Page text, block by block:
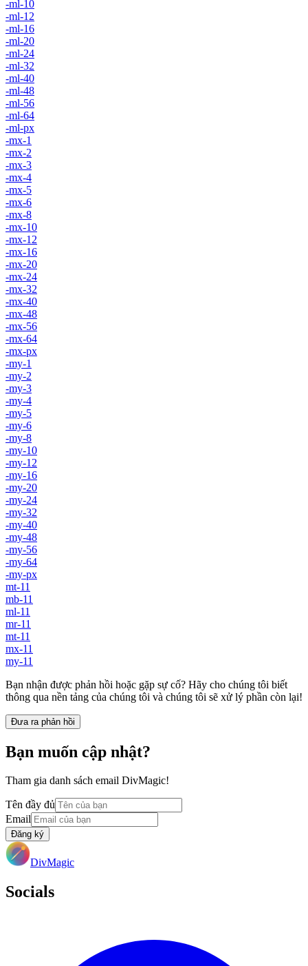
-ml-10
-ml-12
-ml-16
-ml-20
-ml-24
-ml-32
-ml-40
-ml-48
-ml-56
-ml-64
-ml-px
-mx-1
-mx-2
-mx-3
-mx-4
-mx-5
-mx-6
-mx-8
-mx-10
-mx-12
-mx-16
-mx-20
-mx-24
-mx-32
-mx-40
-mx-48
-mx-56
-mx-64
-mx-px
-my-1
-my-2
-my-3
-my-4
-my-5
-my-6
-my-8
-my-10
-my-12
-my-16
-my-20
-my-24
-my-32
-my-40
-my-48
-my-56
-my-64
-my-px
mt-11
mb-11
ml-11
mr-11
mt-11
mx-11
my-11
Bạn nhận được phản hồi hoặc gặp sự cố? Hãy cho chúng tôi biết
thông qua nền tảng của chúng tôi và chúng tôi sẽ xử lý phần còn lại!
Đưa ra phản hồi
Bạn muốn cập nhật?
Tham gia danh sách email DivMagic!
Tên đầy đủ
Email
Đăng ký
DivMagic
Socials